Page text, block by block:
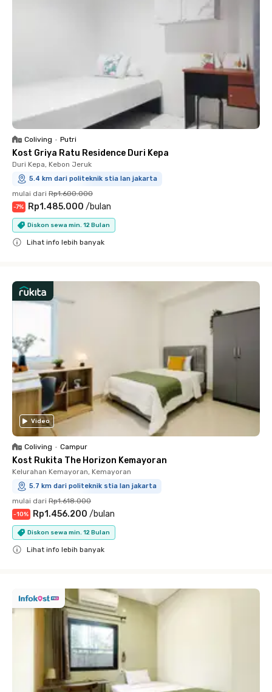
Coliving • Putri
Kost Griya Ratu Residence Duri Kepa
Duri Kepa, Kebon Jeruk
5.4 km dari politeknik stia lan jakarta
mulai dari Rp1.600.000
-7% Rp1.485.000 /bulan
Diskon sewa min. 12 Bulan
Lihat info lebih banyak
Video
Coliving • Campur
Kost Rukita The Horizon Kemayoran
Kelurahan Kemayoran, Kemayoran
5.7 km dari politeknik stia lan jakarta
mulai dari Rp1.618.000
-10% Rp1.456.200 /bulan
Diskon sewa min. 12 Bulan
Lihat info lebih banyak